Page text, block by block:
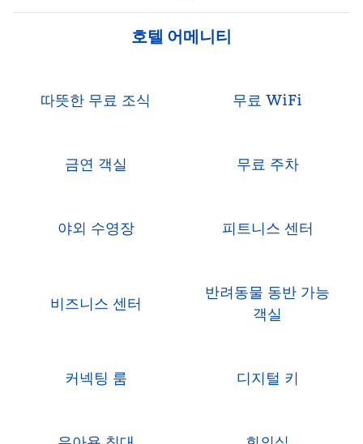
호텔 어메니티
따뜻한 무료 조식 무료 WiFi
금연 객실 무료 주차
야외 수영장 피트니스 센터
비즈니스 센터
반려동물 동반 가능
객실
커넥팅 룸 디지털 키